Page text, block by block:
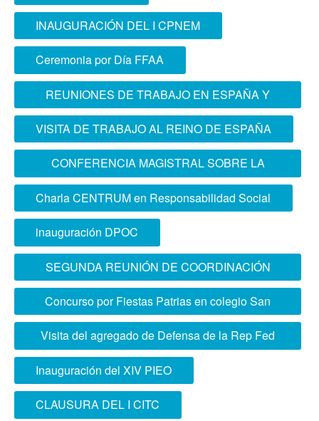
ESCUELA SUPERIOR CONJUNTA DE LAS
FUERZAS ARMADAS”
INAUGURACIÓN DEL I CPNEM
Ceremonia por Día FFAA
REUNIONES DE TRABAJO EN ESPAÑA Y
FRANCIA
VISITA DE TRABAJO AL REINO DE ESPAÑA
CONFERENCIA MAGISTRAL SOBRE LA
ACCIÓN CONJUNTA EN LAS FUERZAS
ARMADAS
Charla CENTRUM en Responsabilidad Social
inauguración DPOC
SEGUNDA REUNIÓN DE COORDINACIÓN
ACADÉMICA
Concurso por Fiestas Patrias en colegio San
José de Cluny
Visita del agregado de Defensa de la Rep Fed
Alemania
Inauguración del XIV PIEO
CLAUSURA DEL I CITC